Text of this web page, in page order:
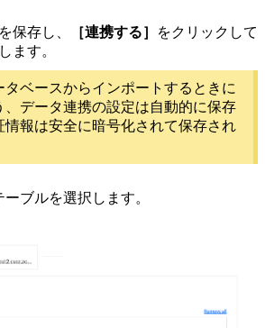
保存し、 ［連携する］
をクリックして
ます。
タベースからインポートするときに
、データ連携の設定は自動的に保存
情報は安全に暗号化されて保存され
ブルを選択します。